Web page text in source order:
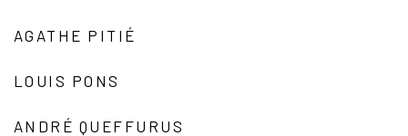
AGATHE PITIÉ
LOUIS PONS
ANDRÉ QUEFFURUS